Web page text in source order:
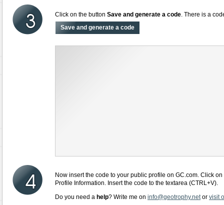
Click on the button Save and generate a code . There is a
Now insert the code to your public profile on GC.com. Click
Profile Information. Insert the code to the textarea (CTRL+V).
Do you need a help? Write me on info@geotrophy.net or visit